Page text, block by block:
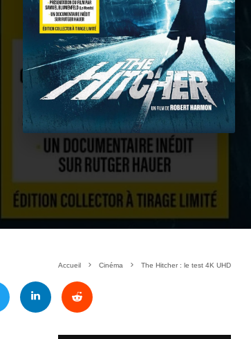
Accueil Cinéma The Hitcher : le test 4K UHD